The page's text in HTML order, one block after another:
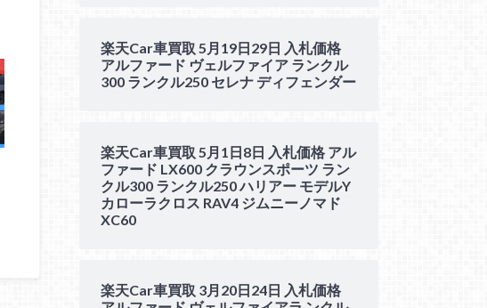
楽天Car車買取 5月19日29日 入札価格
アルファード ヴェルファイア ランクル
300 ランクル250 セレナ ディフェンダー
楽天Car車買取 5月1日8日 入札価格 アル
ファード LX600 クラウンスポーツ ラン
クル300 ランクル250 ハリアー モデルY
カローラクロス RAV4 ジムニーノマド
XC60
楽天Car車買取 3月20日24日 入札価格